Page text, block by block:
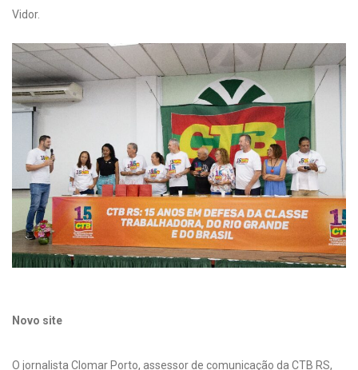
Vidor.
Novo site
O jornalista Clomar Porto, assessor de comunicação da CTB RS,